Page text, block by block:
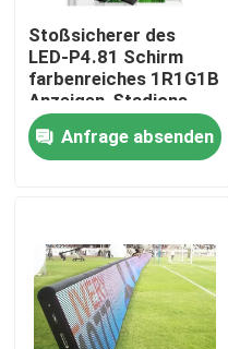
Heim
Produkte
Über uns
Fabrik-Tour
Stoßsicherer des
LED-P4.81 Schirm
farbenreiches 1R1G1B
Anzeigen-Stadions-
LED
Anfrage absenden